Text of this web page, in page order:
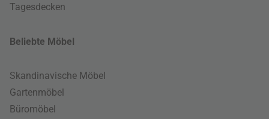
Tagesdecken
Beliebte Möbel
Skandinavische Möbel
Gartenmöbel
Büromöbel